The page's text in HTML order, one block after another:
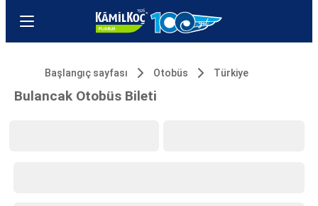
Başlangıç sayfası Otobüs Türkiye
Bulancak Otobüs Bileti